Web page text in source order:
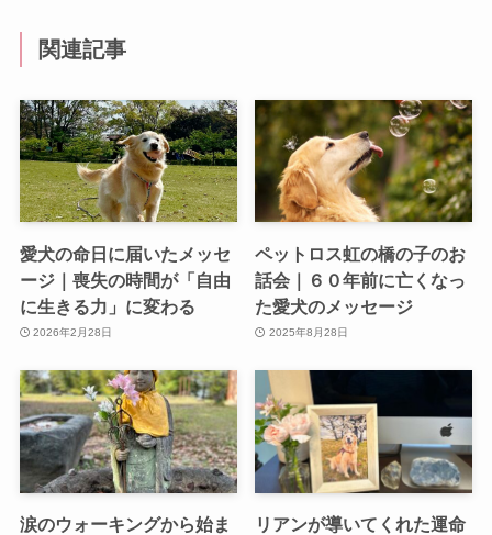
関連記事
愛犬の命日に届いたメッセ
ージ｜喪失の時間が「自由
に生きる力」に変わる
2026年2月28日
ペットロス虹の橋の子のお
話会｜６０年前に亡くなっ
た愛犬のメッセージ
2025年8月28日
涙のウォーキングから始ま
リアンが導いてくれた運命